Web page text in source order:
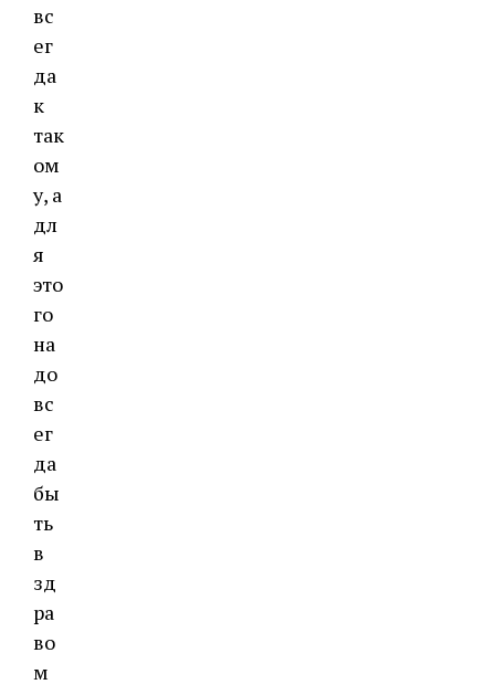
вс
ег
да
к
так
ом
у, а
дл
я
это
го
на
до
вс
ег
да
бы
ть
в
зд
ра
во
м